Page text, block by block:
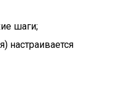
шаги;
настраивается